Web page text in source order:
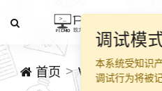
首页 WinPE技术交
调试模
本系统受知识
调试行为将被